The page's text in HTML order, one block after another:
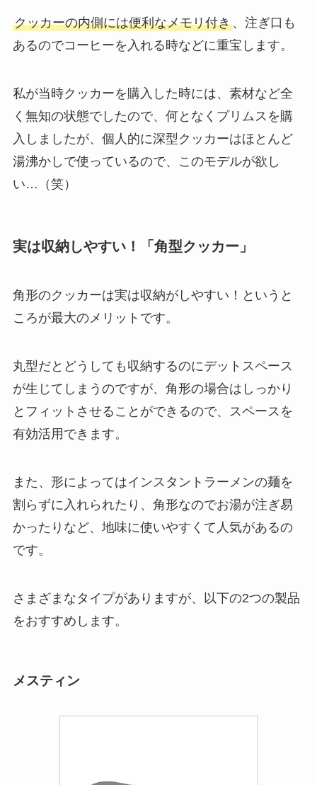
クッカーの内側には便利なメモリ付き、注ぎ口も
あるのでコーヒーを入れる時などに重宝します。
私が当時クッカーを購入した時には、素材など全
く無知の状態でしたので、何となくプリムスを購
入しましたが、個人的に深型クッカーはほとんど
湯沸かしで使っているので、このモデルが欲し
い…（笑）
実は収納しやすい！「角型クッカー」
角形のクッカーは実は収納がしやすい！ というと
ころが最大のメリットです。
丸型だとどうしても収納するのにデットスペース
が生じてしまうのですが、 角形の場合はしっかり
とフィットさせることができるので、スペースを
有効活用できます。
また、形によってはインスタントラーメンの麺を
割らずに入れられたり、角形なのでお湯が注ぎ易
かったりなど、地味に使いやすくて人気があるの
です。
さまざまなタイプがありますが、以下の2つの製品
をおすすめします。
メスティン